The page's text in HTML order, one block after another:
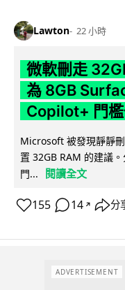
Lawton 22 小時
微軟刪走
為 8GB
Copilot+ 門檻
Microsoft 被發現靜靜
置 32GB RAM 的建議
門...
閱讀全文
155 14 ↗ 分
ADVERTISEMENT